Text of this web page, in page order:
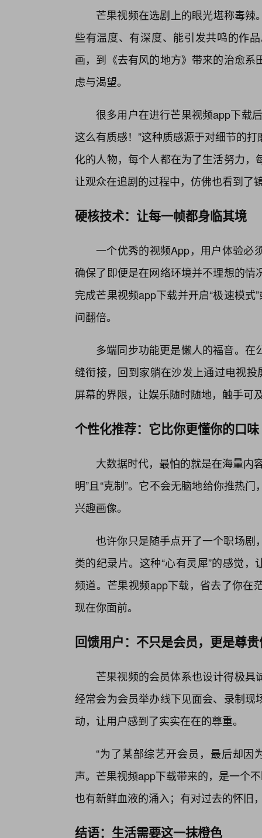
芒果视频在选剧上的眼光堪称毒
些有温度、有深度、能引发共鸣的作
画，到《去有风的地方》带来的治愈
虑与渴望。
很多用户在进行芒果视频app下载
这么有质感！”这种质感源于对细节的
化的人物，每个人都在为了生活努力
让观众在追剧的过程中，仿佛也看到了
硬核技术：让每一帧都身临其境
一个优秀的视频App，用户体验必
确保了即便是在网络环境并不理想的
完成芒果视频app下载并开启“极速模式
间翻倍。
多端同步功能更是懒人的福音。
缝衔接，回到家躺在沙发上通过电视
屏幕的界限，让娱乐随时随地，触手可
个性化推荐：它比你更懂你的口味
大数据时代，最怕的就是在海量内
明”且“克制”。它不会无脑地给你推热
兴趣画像。
也许你只是随手点开了一个职场剧
类的纪录片。这种“心有灵犀”的感觉
频道。芒果视频app下载，省去了你在
现在你面前。
回馈用户：不只是会员，更是尊
芒果视频的会员体系也设计得极
经常会为会员举办线下见面会、录制
动，让用户感到了实实在在的尊重。
“为了某部综艺开会员，最后却因
声。芒果视频app下载带来的，是一个
也有新鲜血液的涌入；有对过去的怀旧
结语：生活需要这一抹橙色